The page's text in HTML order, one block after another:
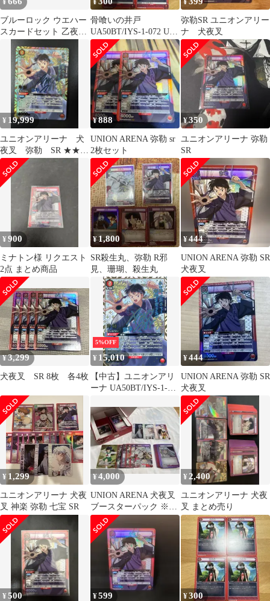
ブルーロック ウエハー
スカードセット 乙夜影
牙丸吟
骨喰いの井戸
UA50BT/IYS-1-072 U 2
枚セット
弥勒SR ユニオンアリー
ナ 犬夜叉
¥ 19,999
ユニオンアリーナ 犬
夜叉 弥勒 SR ★★
赤 パラレル ユニア
リ
¥888
UNION ARENA 弥勒 sr
2枚セット
¥350
ユニオンアリーナ 弥勒
SR
¥900
ミナトン様 リクエスト
2点 まとめ商品
¥1,800
SR殺生丸、弥勒 R邪
見、珊瑚、殺生丸
¥444
UNION ARENA 弥勒 SR
犬夜叉
¥3,299
犬夜叉 SR 8枚 各4枚
5%OFF
¥ 15,010
【中古】ユニオンアリ
ーナ UA50BT/IYS-1-
勒(保村真金箔押しサイ
ン入り)
¥444
UNION ARENA 弥勒 SR
犬夜叉
¥ 1,299
ユニオンアリーナ 犬夜
叉 神楽 弥勒 七宝 SR
¥4,000
UNION ARENA 犬夜叉
ブースターパック ※開
封済セット おまけ空箱
付き
¥2,400
ユニオンアリーナ 犬夜
叉 まとめ売り
¥500 ¥599 ¥300